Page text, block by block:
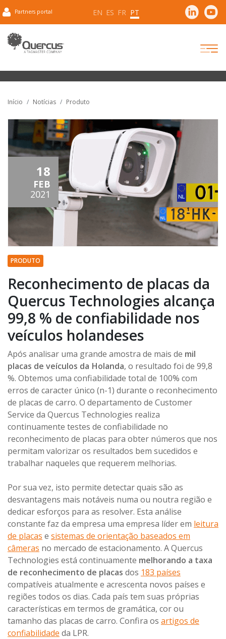
Partners portal EN ES FR PT
Início Notícias Produto
18
FEB
2021
PRODUTO
Reconhecimento de placas da
Quercus Technologies alcança
99,8 % de confiabilidade nos
veículos holandeses
Após analisar uma grande amostra de mais de mil
placas de veículos da Holanda, o resultado foi de 99,8
%. Obtemos uma confiabilidade total de 100% com
erros de caracter único (n-1) durante o reconhecimento
de placas de carro. O departamento de Customer
Service da Quercus Technologies realiza
continuamente testes de confiabilidade no
reconhecimento de placas para obter números que nos
permitam valorizar os resultados bem sucedidos e
trabalhar naqueles que requerem melhorias.
Por sua vez, isto permite detectar quais são as
desvantagens mais notáveis numa ou noutra região e
dedicar esforços para as resolver. Esta análise
constante faz da empresa uma empresa líder em leitura
de placas e sistemas de orientação baseados em
câmeras no mercado de estacionamento. A Quercus
Technologies está continuamente melhorando a taxa
de reconhecimento de placas dos 183 países
compatíveis atualmente e acrescenta novos países e
regiões todos os dias. Cada país tem suas próprias
características em termos de gramática, cor ou
tamanho das placas de carro. Confira os artigos de
confiabilidade da LPR.